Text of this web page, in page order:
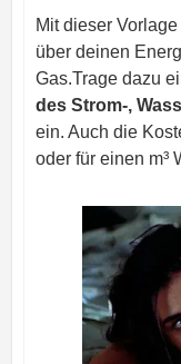
Mit dieser
über deinen
Gas.Trage dazu
des Strom-,
ein. Auch die
oder für einen m³